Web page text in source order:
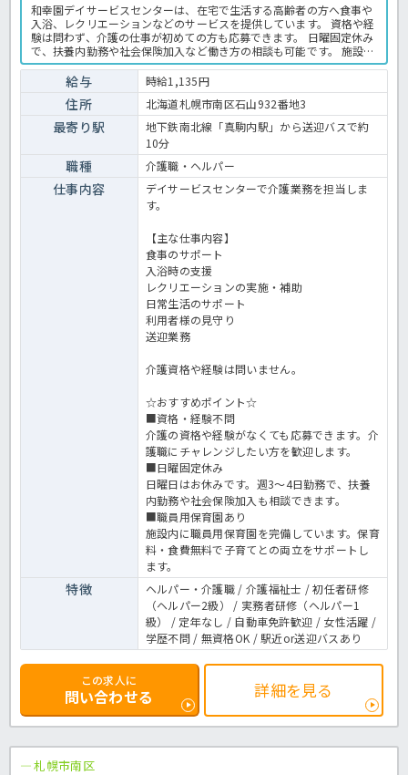
和幸園デイサービスセンターは、在宅で生活する高齢者の方へ食事や
入浴、レクリエーションなどのサービスを提供しています。 資格や経
験は問わず、介護の仕事が初めての方も応募できます。 日曜固定休み
で、扶養内勤務や社会保険加入など働き方の相談も可能です。 施設内
には職員用保育園があり、子育てと仕事を両立したい方にもおすすめ
です。 また、地下鉄真駒内駅から無料送迎バスを利用でき、マイカー
通勤にも対応しています。 ☆ご興味がありましたらほっ介護までお問
合せ下さいね！デイサービスでの介護業務全般です。 ＜介護職 パー
ト デイサービスの求人＞
給与 時給1,135円
住所 北海道札幌市南区石山932番地3
最寄り駅
地下鉄南北線「真駒内駅」から送迎バスで約
10分
職種 介護職・ヘルパー
仕事内容
デイサービスセンターで介護業務を担当しま
す。
【主な仕事内容】
食事のサポート
入浴時の支援
レクリエーションの実施・補助
日常生活のサポート
利用者様の見守り
送迎業務
介護資格や経験は問いません。
☆おすすめポイント☆
■資格・経験不問
介護の資格や経験がなくても応募できます。介
護職にチャレンジしたい方を歓迎します。
■日曜固定休み
日曜日はお休みです。週3～4日勤務で、扶養
内勤務や社会保険加入も相談できます。
■職員用保育園あり
施設内に職員用保育園を完備しています。保育
料・食費無料で子育てとの両立をサポートし
ます。
特徴
ヘルパー・介護職 / 介護福祉士 / 初任者研修
（ヘルパー2級） / 実務者研修（ヘルパー1
級） / 定年なし / 自動車免許歓迎 / 女性活躍 /
学歴不問 / 無資格OK / 駅近or送迎バスあり
この求人に
問い合わせる 詳細を見る
札幌市南区